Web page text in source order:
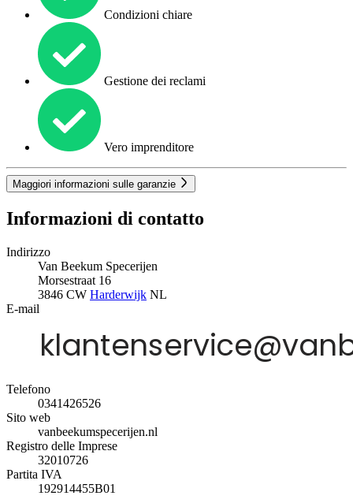
Condizioni chiare
Gestione dei reclami
Vero imprenditore
Maggiori informazioni sulle garanzie
Informazioni di contatto
Indirizzo
Van Beekum Specerijen
Morsestraat 16
3846 CW Harderwijk NL
E-mail
Telefono
0341426526
Sito web
vanbeekumspecerijen.nl
Registro delle Imprese
32010726
Partita IVA
192914455B01